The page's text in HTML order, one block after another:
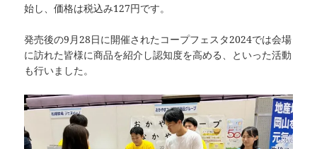
始し、価格は税込み127円です。
発売後の9月28日に開催されたコープフェスタ2024では会場
に訪れた皆様に商品を紹介し認知度を高める、といった活動
も行いました。